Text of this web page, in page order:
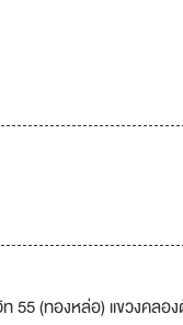
55 (ทองหล่อ) แขวงคล